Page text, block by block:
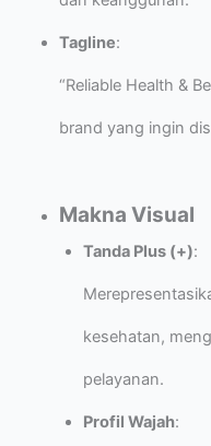
Tagline:
“Reliable Health &
brand yang ingin
Makna Visual
Tanda Plus (+):
kesehatan,
pelayanan.
Profil Wajah: